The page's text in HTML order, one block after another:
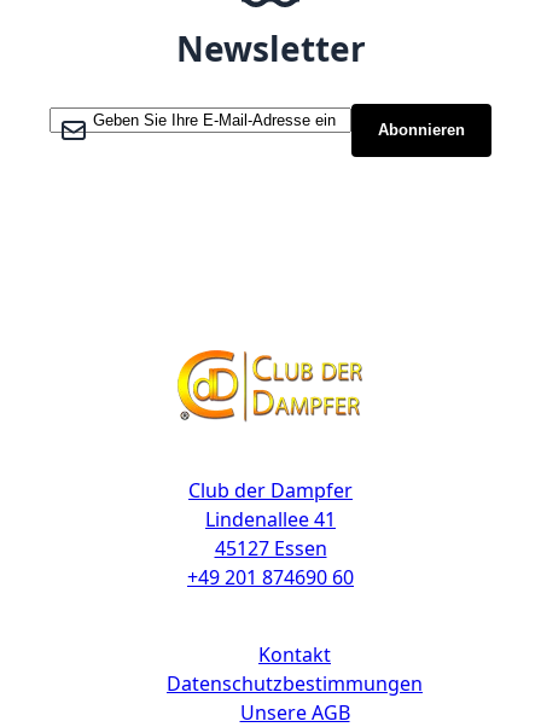
Newsletter
Melden Sie sich für unseren Newsletter an:
Abonnieren
Club der Dampfer
Lindenallee 41
45127 Essen
+49 201 874690 60
Kontakt
Datenschutzbestimmungen
Unsere AGB